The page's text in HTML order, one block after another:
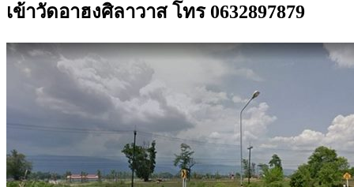
เข้าวัดอาฮงศิลาวาส โทร 0632897879